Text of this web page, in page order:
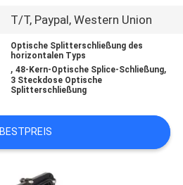
T/T, Paypal, Western Union
Optische Splitterschließung des
horizontalen Typs
,48-Kern-Optische Splice-Schließung,
3 Steckdose Optische
Splitterschließung
BESTPREIS